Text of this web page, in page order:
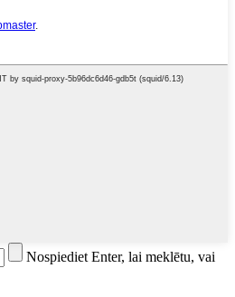
Nospiediet Enter, lai meklētu, vai